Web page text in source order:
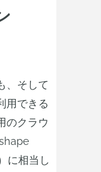
、そして
用できる
のクラウ
に相当し